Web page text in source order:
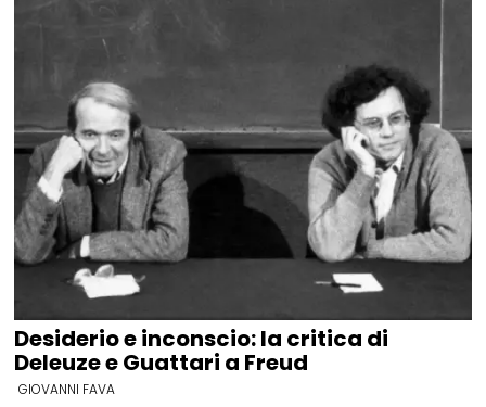
Desiderio e inconscio: la critica di
Deleuze e Guattari a Freud
GIOVANNI FAVA